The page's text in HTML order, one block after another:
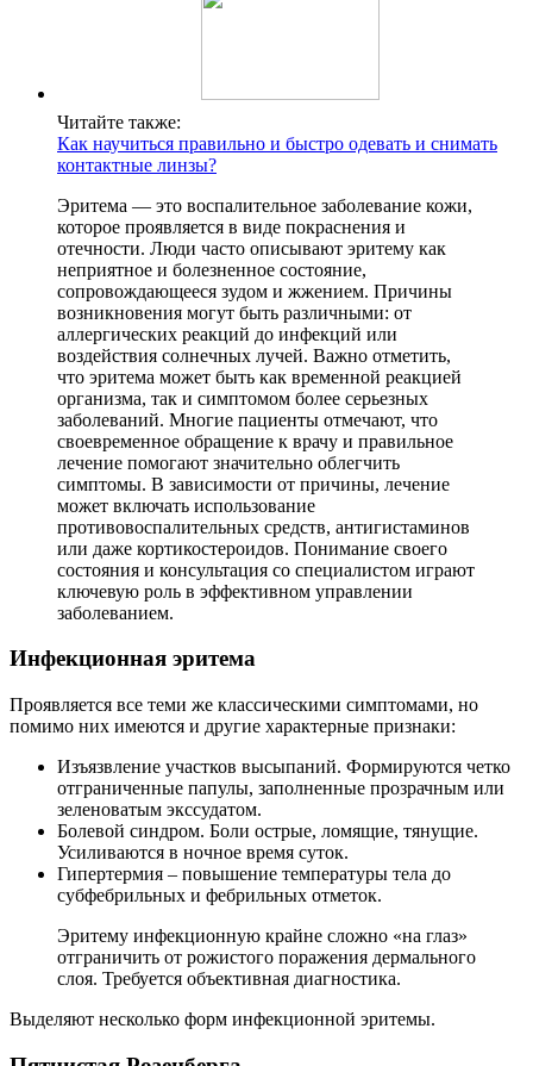
Читайте также:
Как научиться правильно и быстро одевать и снимать
контактные линзы?
Эритема — это воспалительное заболевание кожи,
которое проявляется в виде покраснения и
отечности. Люди часто описывают эритему как
неприятное и болезненное состояние,
сопровождающееся зудом и жжением. Причины
возникновения могут быть различными: от
аллергических реакций до инфекций или
воздействия солнечных лучей. Важно отметить,
что эритема может быть как временной реакцией
организма, так и симптомом более серьезных
заболеваний. Многие пациенты отмечают, что
своевременное обращение к врачу и правильное
лечение помогают значительно облегчить
симптомы. В зависимости от причины, лечение
может включать использование
противовоспалительных средств, антигистаминов
или даже кортикостероидов. Понимание своего
состояния и консультация со специалистом играют
ключевую роль в эффективном управлении
заболеванием.
Инфекционная эритема
Проявляется все теми же классическими симптомами, но
помимо них имеются и другие характерные признаки:
Изъязвление участков высыпаний. Формируются четко
отграниченные папулы, заполненные прозрачным или
зеленоватым экссудатом.
Болевой синдром. Боли острые, ломящие, тянущие.
Усиливаются в ночное время суток.
Гипертермия – повышение температуры тела до
субфебрильных и фебрильных отметок.
Эритему инфекционную крайне сложно «на глаз»
отграничить от рожистого поражения дермального
слоя. Требуется объективная диагностика.
Выделяют несколько форм инфекционной эритемы.